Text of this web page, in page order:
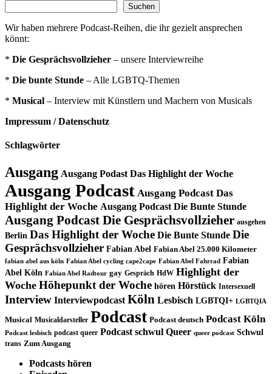
Suchen
Wir haben mehrere Podcast-Reihen, die ihr gezielt ansprechen
könnt:
* Die Gesprächsvollzieher – unsere Interviewreihe
* Die bunte Stunde – Alle LGBTQ-Themen
* Musical – Interview mit Künstlern und Machern von Musicals
Impressum / Datenschutz
Schlagwörter
Ausgang Ausgang Podast Das Highlight der Woche
Ausgang Podcast Ausgang Podcast Das
Highlight der Woche Ausgang Podcast Die Bunte Stunde
Ausgang Podcast Die Gesprächsvollzieher ausgehen
Berlin Das Highlight der Woche Die Bunte Stunde Die
Gesprächsvollzieher Fabian Abel Fabian Abel 25.000 Kilometer
fabian abel aus köln Fabian Abel cycling cape2cape Fabian Abel Fahrrad Fabian
Abel Köln Fabian Abel Radtour gay Gespräch HdW Highlight der
Woche Höhepunkt der Woche hören Hörstück Intersexuell
Interview Interviewpodcast Köln Lesbisch LGBTQI+ LGBTQIA
Musical Musicaldarsteller Podcast Podcast deutsch Podcast Köln
Podcast lesbisch podcast queer Podcast schwul Queer queer podcast Schwul
trans Zum Ausgang
Podcasts hören